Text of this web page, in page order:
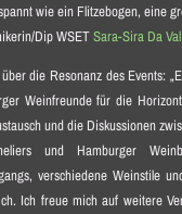
wie ein Flitzebogen, eine
Dip WSETSara-Sira Da
die Resonanz des Events:
Weinfreunde für die
und die Diskussionen
und Hamburger
verschiedene Weinstile
Ich freue mich auf weitere